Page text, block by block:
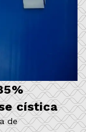
cística
de